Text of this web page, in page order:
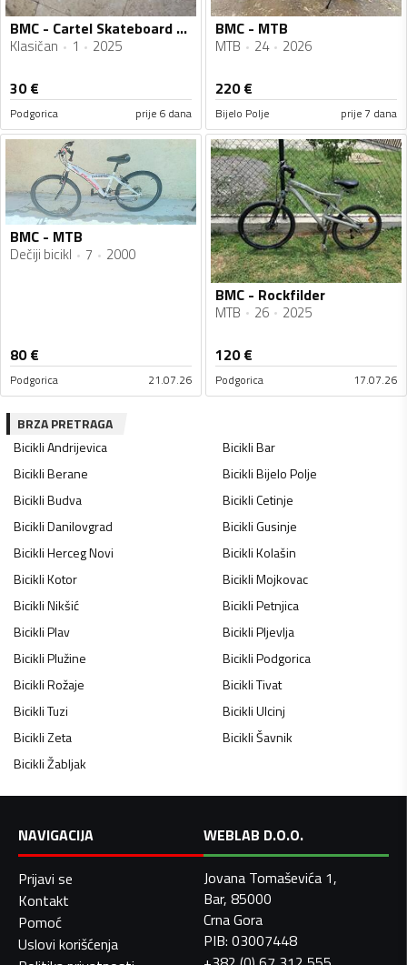
BMC - Cartel Skateboard Monster
Klasičan 1 2025
30€
Podgorica prije 6 dana
BMC - MTB
MTB 24 2026
220€
Bijelo Polje prije 7 dana
BMC - MTB
Dečiji bicikl 7 2000
80€
Podgorica 21.07.26
BMC - Rockfilder
MTB 26 2025
120€
Podgorica 17.07.26
BRZA PRETRAGA
BicikliAndrijevica BicikliBar
BicikliBerane BicikliBijelo Polje
BicikliBudva BicikliCetinje
BicikliDanilovgrad BicikliGusinje
BicikliHerceg Novi BicikliKolašin
BicikliKotor BicikliMojkovac
BicikliNikšić BicikliPetnjica
BicikliPlav BicikliPljevlja
BicikliPlužine BicikliPodgorica
BicikliRožaje BicikliTivat
BicikliTuzi BicikliUlcinj
BicikliZeta BicikliŠavnik
BicikliŽabljak
NAVIGACIJA
Prijavi se
Kontakt
Pomoć
Uslovi korišćenja
WEBLAB D.O.O.
Jovana Tomaševića 1,
Bar, 85000
Crna Gora
PIB: 03007448